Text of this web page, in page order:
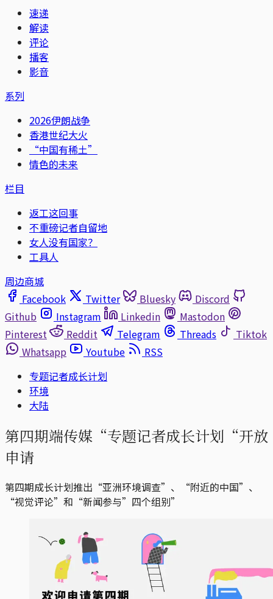
速递
解读
评论
播客
影音
系列
2026伊朗战争
香港世纪大火
“中国有稀土”
情色的未来
栏目
返工这回事
不重磅记者自留地
女人没有国家？
工具人
周边商城
Facebook
Twitter Bluesky
Discord
Github
Instagram Linkedin
Mastodon
Pinterest
Reddit Telegram Threads
Tiktok
Whatsapp
Youtube
RSS
专题记者成长计划
环境
大陆
第四期端传媒“专题记者成长计划“开放
申请
第四期成长计划推出“亚洲环境调查”、“附近的中国”、
“视觉评论”和“新闻参与”四个组别”